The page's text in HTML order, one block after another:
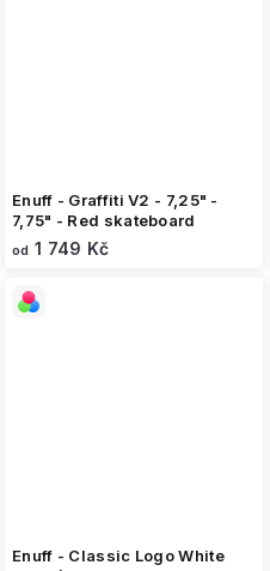
Enuff - Graffiti V2 - 7,25" -
7,75" - Red skateboard
od 1 749 Kč
Enuff - Classic Logo White